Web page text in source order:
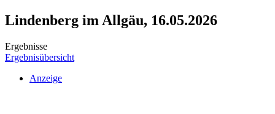
Lindenberg im Allgäu, 16.05.2026
Ergebnisse
Ergebnisübersicht
Anzeige